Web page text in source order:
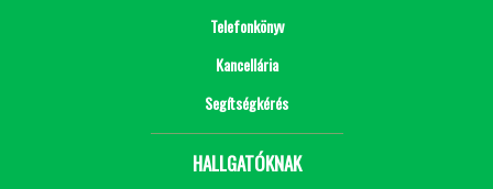
Telefonkönyv
Kancellária
Segítségkérés
HALLGATÓKNAK